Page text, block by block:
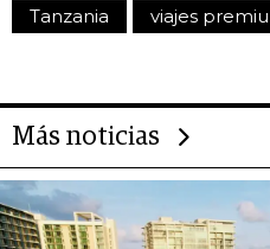
Tanzania viajes
Más noticias